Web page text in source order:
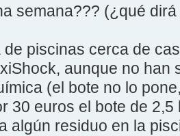
semana??? (¿qué
de piscinas cerca de
aunque no han
(el bote no lo
30 euros el bote de
algún residuo en la